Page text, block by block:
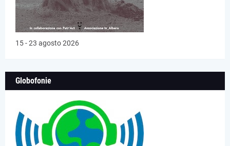
15 - 23 agosto 2026
Globofonie